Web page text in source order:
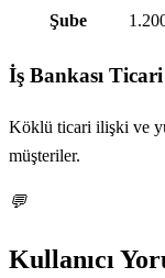
Şube
İş Bankası
Köklü ticari ilişki ve
müşteriler.
💬
Kullanıcı